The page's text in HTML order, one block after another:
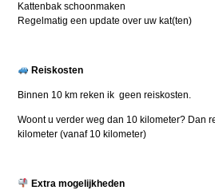
Kattenbak schoonmaken
Regelmatig een update over uw kat(ten)
Reiskosten
Binnen 10 km reken ik geen reiskosten.
Woont u verder weg dan 10 kilometer? Dan
kilometer (vanaf 10 kilometer)
Extra mogelijkheden